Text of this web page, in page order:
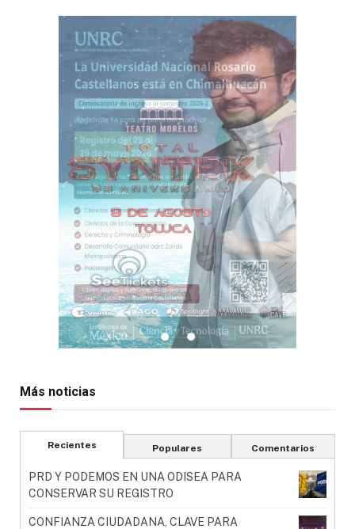
Más noticias
Recientes Populares Comentarios
PRD Y PODEMOS EN UNA ODISEA PARA
CONSERVAR SU REGISTRO
CONFIANZA CIUDADANA, CLAVE PARA